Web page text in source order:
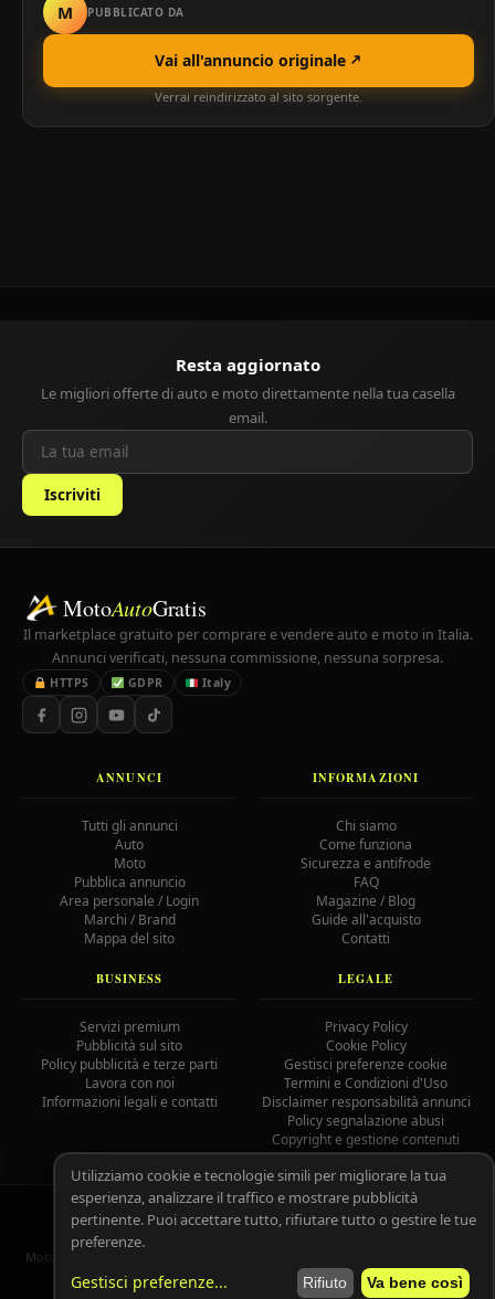
M PUBBLICATO DA
Vai all'annuncio originale
Verrai reindirizzato al sito sorgente.
Resta aggiornato
Le migliori offerte di auto e moto direttamente nella tua casella
email.
Iscriviti
MotoAutoGratis
Il marketplace gratuito per comprare e vendere auto e moto in Italia.
Annunci verificati, nessuna commissione, nessuna sorpresa.
HTTPS GDPR Italy
ANNUNCI
Tutti gli annunci
Auto
Moto
Pubblica annuncio
Area personale / Login
Marchi / Brand
Mappa del sito
INFORMAZIONI
Chi siamo
Come funziona
Sicurezza e antifrode
FAQ
Magazine / Blog
Guide all'acquisto
Contatti
BUSINESS
Servizi premium
Pubblicità sul sito
Policy pubblicità e terze parti
Lavora con noi
Informazioni legali e contatti
LEGALE
Privacy Policy
Cookie Policy
Gestisci preferenze cookie
Termini e Condizioni d'Uso
Disclaimer responsabilità annunci
Policy segnalazione abusi
Copyright e gestione contenuti
© 2026 MotoAutoGratis.it — Tutti i diritti riservati — IOCOSGC
MotoAutoGratis non è responsabile per il contenuto degli annunci pubblicati
dagli utenti registrati.
Leggi il disclaimer completo.
Utilizziamo cookie e tecnologie simili per migliorare la tua
esperienza, analizzare il traffico e mostrare pubblicità
pertinente. Puoi accettare tutto, rifiutare tutto o gestire le tue
preferenze.
Gestisci preferenze... Rifiuto Va bene così